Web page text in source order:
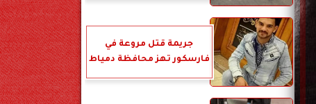
جريمة قتل مروعة في
فارسكور تهز محافظة دمياط